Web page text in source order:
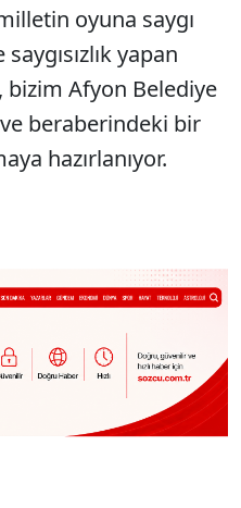
oyuna saygı
yapan
Afyon Belediye
ve beraberindeki bir
hazırlanıyor.